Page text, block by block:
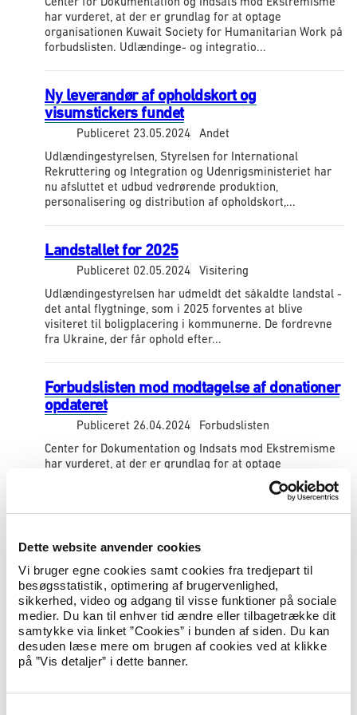
Dette website anvender cookies
Vi bruger egne cookies samt cookies fra tredjepart til
besøgsstatistik, optimering af brugervenlighed,
sikkerhed, video og adgang til visse funktioner på sociale
medier. Du kan til enhver tid ændre eller tilbagetrække dit
samtykke via linket ”Cookies” i bunden af siden. Du kan
desuden læse mere om brugen af cookies ved at klikke
på ”Vis detaljer” i dette banner.
har vurderet, at der er grundlag for at optage
organisationen Kuwait Society for Humanitarian Work på
forbudslisten. Udlændinge- og integratio...
Ny leverandør af opholdskort og
visumstickers fundet
Publiceret 23.05.2024
Andet
Udlændingestyrelsen, Styrelsen for International
Rekruttering og Integration og Udenrigsministeriet har
nu afsluttet et udbud vedrørende produktion,
personalisering og distribution af opholdskort,...
Landstallet for 2025
Publiceret 02.05.2024
Visitering
Udlændingestyrelsen har udmeldt det såkaldte landstal -
det antal flygtninge, som i 2025 forventes at blive
visiteret til boligplacering i kommunerne. De fordrevne
fra Ukraine, der får ophold efter...
Forbudslisten mod modtagelse af donationer
opdateret
Publiceret 26.04.2024
Forbudslisten
Center for Dokumentation og Indsats mod Ekstremisme
har vurderet, at der er grundlag for at optage
forbudslisten.Udlændinge- og integrationsministeren...
Udgivelse af rapport om mobilisering i
Publiceret 24.04.2024
Landeoplysninger
Udlændingestyrelsen offentliggør i dag rapporten:
Ukraine – Mobilisation
Udgivelse af rapport om rekruttering i